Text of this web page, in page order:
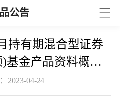
公告
持有期混合型证券
基金产品资料概要
2023-04-24